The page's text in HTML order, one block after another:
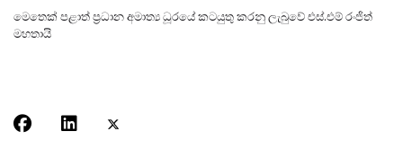
මෙතෙක් පළාත් ප්‍රධාන අමාත්‍ය ධූරයේ කටයුතු කරනු ලැබුවේ එස්.එම් රංජිත්
මහතායි